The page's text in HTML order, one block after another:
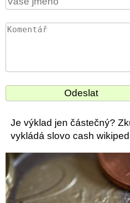
Je výklad jen částečný?
vykládá slovo cash